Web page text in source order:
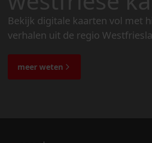
Bekijk digitale kaarten vol met
verhalen uit de regio
de bijzondere verhalen.
meer weten